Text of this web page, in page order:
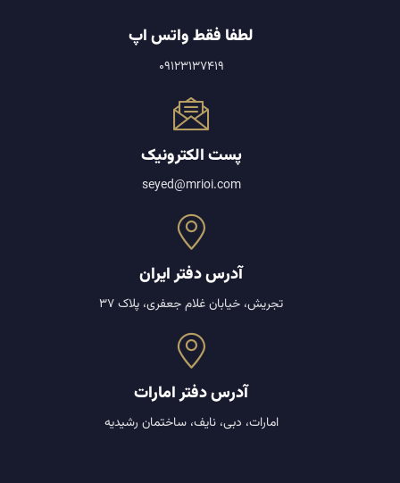
۱. چرا دبی بهترین گزینه برای خرید مستقیم از تولیدکنندگان
۶. چرا همکاری با شرکت های بازرگانی برای خرید از دبی توصیه
لطفا فقط واتس اپ
09123137419
پست الکترونیک
seyed@mrioi.com
آدرس دفتر ایران
تجریش، خیابان غلام جعفری، پلاک 37
آدرس دفتر امارات
امارات، دبی، نایف، ساختمان رشیدیه